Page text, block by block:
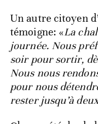
Un autre citoyen
témoigne: «La
journée. Nous
soir pour sortir,
Nous nous
pour nous
rester jusqu’à